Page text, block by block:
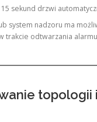
15 sekund drzwi
system nadzoru ma
trakcie odtwarzania alarmu
topologii